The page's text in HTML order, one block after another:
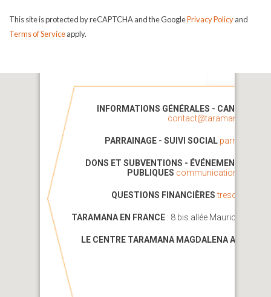
This site is protected by reCAPTCHA and the GooglePrivacy Policyand
Terms of Serviceapply.
INFORMATIONS GÉNÉRALES -
contact@taramana.org
PARRAINAGE - SUIVI SOCIAL
DONS ET SUBVENTIONS - ÉVÉNEMENTS
PUBLIQUES
QUESTIONS FINANCIÈRES
TARAMANA EN FRANCE: 8 bis allée Maurice
LE CENTRE TARAMANA MAGDALENA AU